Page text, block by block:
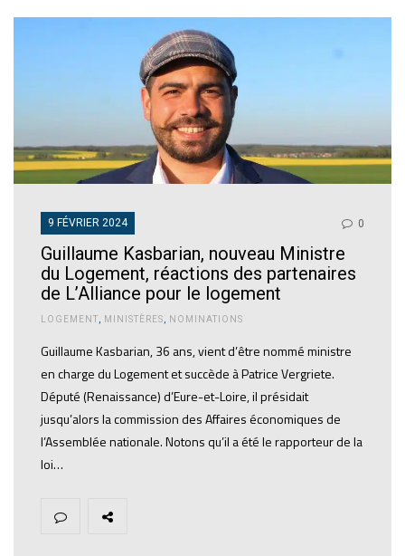
9 FÉVRIER 2024 0
Guillaume Kasbarian, nouveau Ministre
du Logement, réactions des partenaires
de L’Alliance pour le logement
LOGEMENT MINISTÈRES NOMINATIONS
Guillaume Kasbarian, 36 ans, vient d’être nommé ministre
en charge du Logement et succède à Patrice Vergriete.
Député (Renaissance) d’Eure-et-Loire, il présidait
jusqu’alors la commission des Affaires économiques de
l’Assemblée nationale. Notons qu’il a été le rapporteur de la
loi…